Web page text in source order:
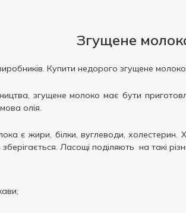
Згущене
Купити недорого згущене
згущене молоко має бути
олія.
є жири, білки, вуглеводи, холестерин.
Ласощі поділяють на такі